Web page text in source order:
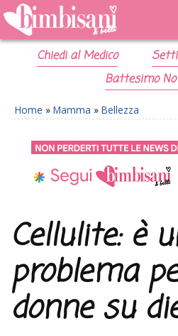
Chiedi al Medico
Battesimo
Home » Mamma » Bellezza
Cellulite: è
problema
donne su